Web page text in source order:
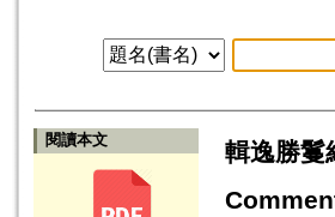
閱讀本文
輯逸勝